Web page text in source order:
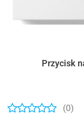
Przycisk
(0)